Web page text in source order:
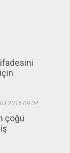
ifadesini
2015 09:04
çoğu